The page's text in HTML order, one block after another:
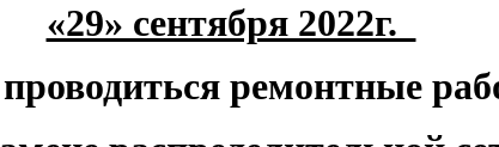
«29» сентября 2022г.
проводиться ремонтные